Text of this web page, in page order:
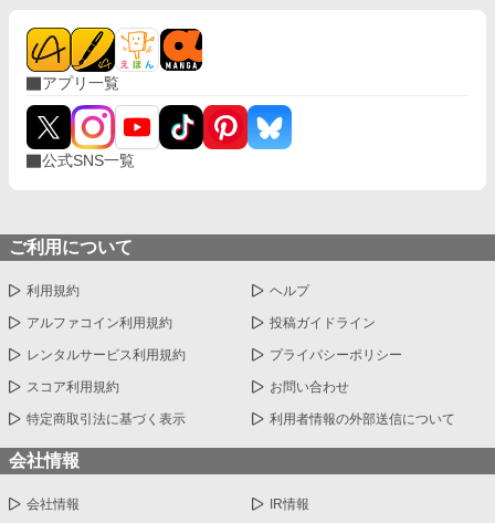
アプリ一覧
公式SNS一覧
ご利用について
利用規約 ヘルプ
アルファコイン利用規約 投稿ガイドライン
レンタルサービス利用規約 プライバシーポリシー
スコア利用規約 お問い合わせ
特定商取引法に基づく表示 利用者情報の外部送信について
会社情報
会社情報 IR情報